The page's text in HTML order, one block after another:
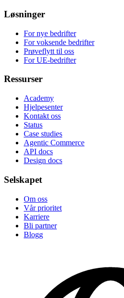
Løsninger
For nye bedrifter
For voksende bedrifter
Prøveflytt til oss
For UE-bedrifter
Ressurser
Academy
Hjelpesenter
Kontakt oss
Status
Case studies
Agentic Commerce
API docs
Design docs
Selskapet
Om oss
Vår prioritet
Karriere
Bli partner
Blogg